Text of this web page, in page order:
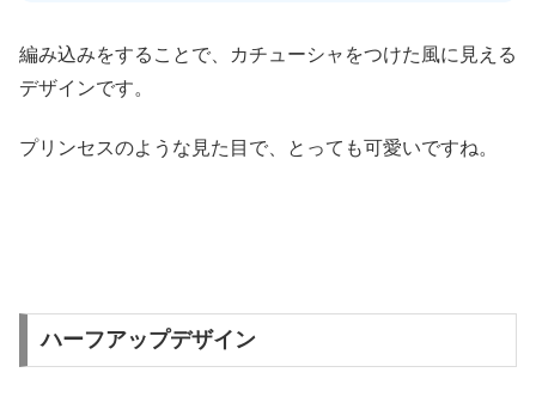
編み込みをすることで、カチューシャをつけた風に見える
デザインです。
プリンセスのような見た目で、とっても可愛いですね。
ハーフアップデザイン